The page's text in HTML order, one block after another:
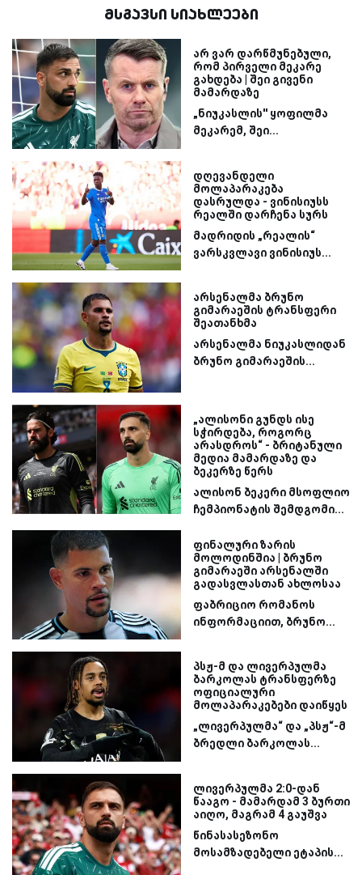
მსგავსი სიახლეები
არ ვარ დარწმუნებული,
რომ პირველი მეკარე
გახდება | შეი გივენი
მამარდაზე
„ნიუკასლის'' ყოფილმა
მეკარემ, შეი...
დღევანდელი
მოლაპარაკება
დასრულდა - ვინისიუსს
რეალში დარჩენა სურს
მადრიდის „რეალის“
ვარსკვლავი ვინისიუს...
არსენალმა ბრუნო
გიმარაეშის ტრანსფერი
შეათანხმა
არსენალმა ნიუკასლიდან
ბრუნო გიმარაეშის...
„ალისონი გუნდს ისე
სჭირდება, როგორც
არასდროს“ - ბრიტანული
მედია მამარდაზე და
ბეკერზე წერს
ალისონ ბეკერი მსოფლიო
ჩემპიონატის შემდგომი...
ფინალური ზარის
მოლოდინშია | ბრუნო
გიმარაეში არსენალში
გადასვლასთან ახლოსაა
ფაბრიციო რომანოს
ინფორმაციით, ბრუნო...
პსჟ-მ და ლივერპულმა
ბარკოლას ტრანსფერზე
ოფიციალური
მოლაპარაკებები დაიწყეს
„ლივერპულმა“ და „პსჟ“-მ
ბრედლი ბარკოლას...
ლივერპულმა 2:0-დან
წააგო - მამარდამ 3 ბურთი
აიღო, მაგრამ 4 გაუშვა
წინასასეზონო
მოსამზადებელი ეტაპის...